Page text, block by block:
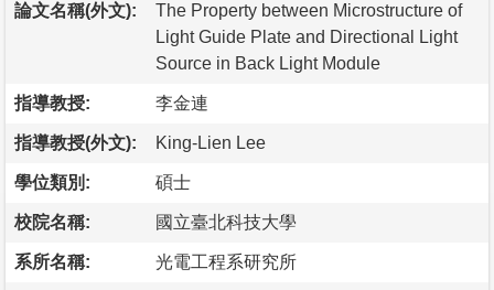
論文名稱(外文):
The Property between Microstructure of
Light Guide Plate and Directional Light
Source in Back Light Module
指導教授: 李金連
指導教授(外文): King-Lien Lee
學位類別: 碩士
校院名稱: 國立臺北科技大學
系所名稱: 光電工程系研究所